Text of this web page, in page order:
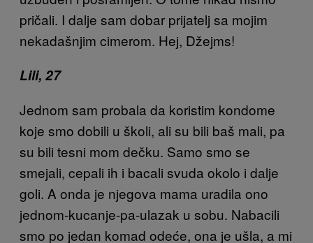
pričali. I dalje sam dobar prijatelj sa mojim
nekadašnjim cimerom. Hej, Džejms!
Lili, 27
Jednom sam probala da koristim kondome
koje smo dobili u školi, ali su bili baš mali, pa
su bili tesni mom dečku. Samo smo se
smejali, cepali ih i bacali svuda okolo i dalje
goli. A onda je njegova mama uradila ono
jednom-kucanje-pa-ulazak u sobu. Nabacili
smo po jedan komad odeće, ona je ušla, a mi